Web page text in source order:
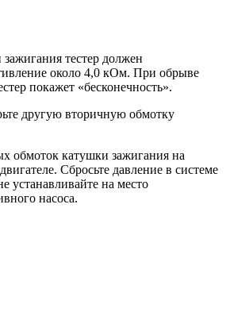
тестер должен
около 4,0 кОм. При обрыве
покажет «бесконечность».
другую вторичную обмотку
обмоток катушки зажигания на
Сбросьте давление в системе
устанавливайте на место
насоса.